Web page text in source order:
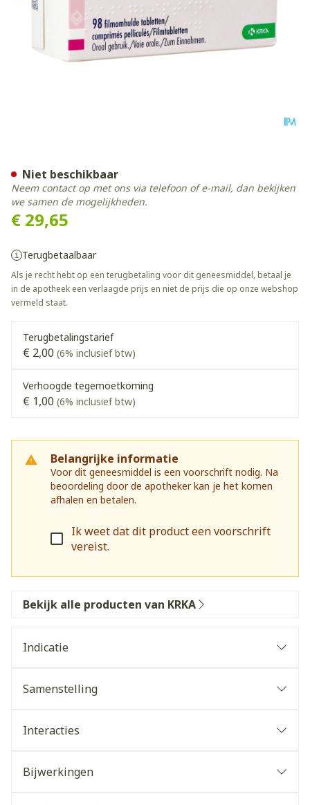
€ 29,65
Terugbetaalbaar
Als je recht hebt op een terugbetaling voor dit geneesmiddel, betaal je
in de apotheek een verlaagde prijs en niet de prijs die op onze webshop
vermeld staat.
Terugbetalingstarief
€ 2,00 (6% inclusief btw)
Verhoogde tegemoetkoming
€ 1,00 (6% inclusief btw)
Belangrijke informatie
Voor dit geneesmiddel is een voorschrift nodig. Na
beoordeling door de apotheker kan je het komen
afhalen en betalen.
Ik weet dat dit product een voorschrift
vereist.
Niet beschikbaar
Neem contact op met ons via telefoon of e-mail, dan bekijken
we samen de mogelijkheden.
Bekijk alle producten van KRKA
Indicatie
Samenstelling
Interacties
Bijwerkingen